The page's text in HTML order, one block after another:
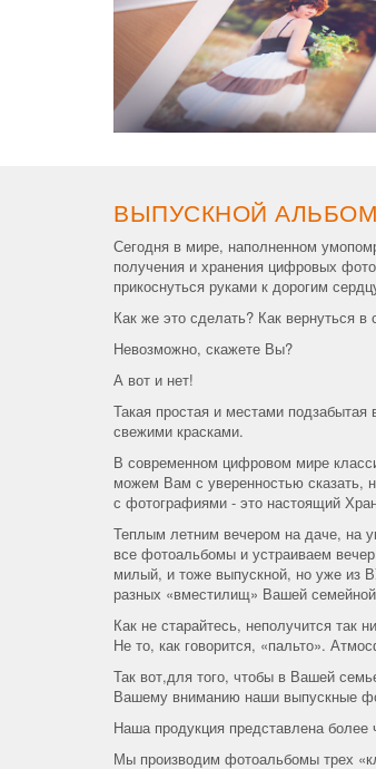
ВЫПУСКНОЙ
Сегодня в мире, наполненном
получения и хранения цифровых
прикоснуться руками к дорогим
Как же это сделать? Как вернуться в
Невозможно, скажете Вы?
А вот и нет!
Такая простая и местами
свежими красками.
В современном цифровом мире
можем Вам с уверенностью сказать,
с фотографиями - это настоящий
Теплым летним вечером на даче, на
все фотоальбомы и устраиваем
милый, и тоже выпускной, но уже из
разных «вместилищ» Вашей
Как не старайтесь, неполучится
Не то, как говорится, «пальто».
Так вот,для того, чтобы в Вашей
Вашему вниманию наши выпускные
Наша продукция представлена
Мы производим фотоальбомы трех